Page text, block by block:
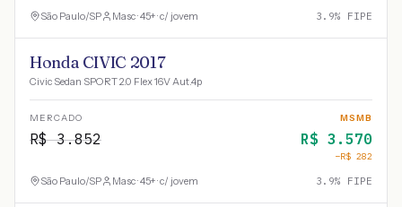
São Paulo/SP Masc · 45+ · c/ jovem 3.9% FIPE
Honda CIVIC 2017
Civic Sedan SPORT 2.0 Flex 16V Aut.4p
MERCADO
R$3.852
MSMB
R$ 3.570
−R$ 282
São Paulo/SP Masc · 45+ · c/ jovem 3.9% FIPE